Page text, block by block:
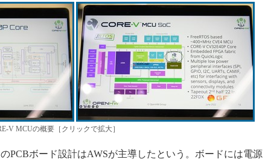
V MCUの概要［クリックで拡大］
PCBボード設計はAWSが主導したという。ボードには電源